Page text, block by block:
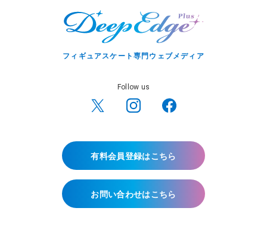
フィギュアスケート専門ウェブメディア
Follow us
有料会員登録はこちら
お問い合わせはこちら